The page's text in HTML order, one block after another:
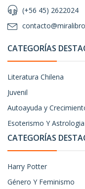
(+56 45) 2622024
CATEGORÍAS
Literatura Chilena
Juvenil
Autoayuda y
Esoterismo Y Astrologia
CATEGORÍAS
Harry Potter
Género Y Feminismo